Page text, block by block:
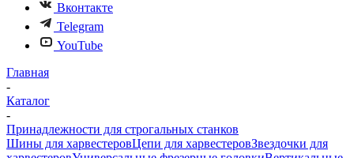
Вконтакте
Telegram
YouTube
Главная
-
Каталог
-
Принадлежности для строгальных станков
Шины для харвестеровЦепи для харвестеровЗвездочки для